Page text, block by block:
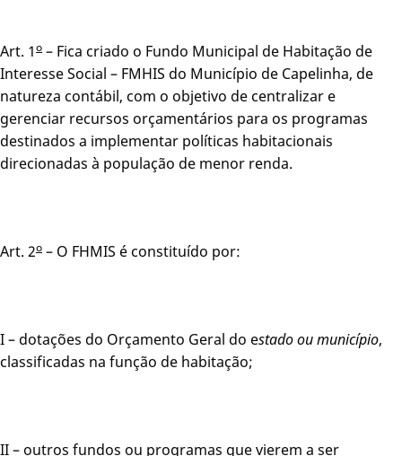
Art. 1o – Fica criado o Fundo Municipal de Habitação de
Interesse Social – FMHIS do Município de Capelinha, de
natureza contábil, com o objetivo de centralizar e
gerenciar recursos orçamentários para os programas
destinados a implementar políticas habitacionais
direcionadas à população de menor renda.
Art. 2o – O FHMIS é constituído por:
I – dotações do Orçamento Geral do estado ou município,
classificadas na função de habitação;
II – outros fundos ou programas que vierem a ser